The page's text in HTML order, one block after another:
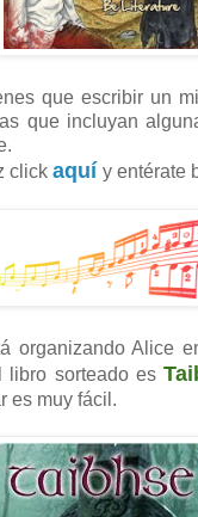
que escribir un
que incluyan
click aquí y entérate
organizando Alice
libro sorteado es
es muy fácil.